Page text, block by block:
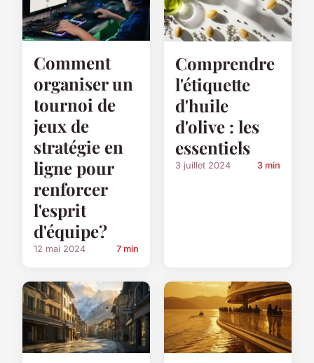
Comment
organiser un
tournoi de
jeux de
stratégie en
ligne pour
renforcer
l'esprit
d'équipe?
12 mai 2024 7 min
Comprendre
l'étiquette
d'huile
d'olive : les
essentiels
3 juillet 2024 3 min